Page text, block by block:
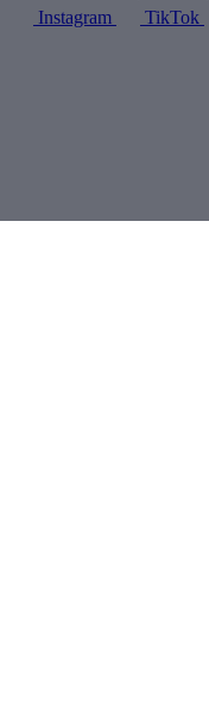
Instagram
TikTok